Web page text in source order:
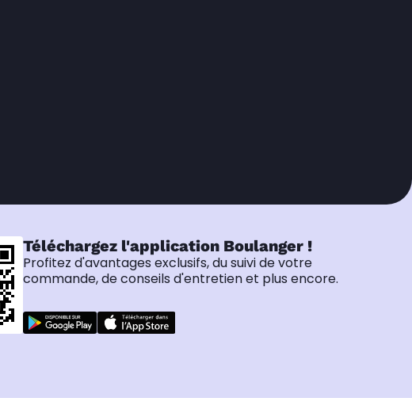
Téléchargez l'application Boulanger !
Profitez d'avantages exclusifs, du suivi de votre
commande, de conseils d'entretien et plus encore.